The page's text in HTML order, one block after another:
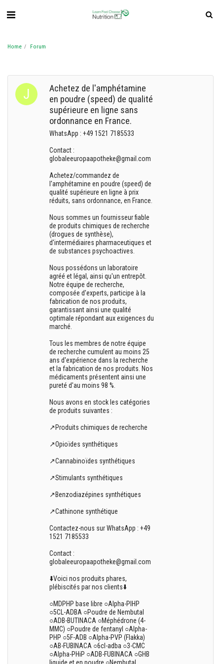
Home Forum
Achetez de l'amphétamine
en poudre (speed) de qualité
supérieure en ligne sans
ordonnance en France.
WhatsApp : +49 1521 7185533
Contact :
globaleeuropaapotheke@gmail.com
Achetez/commandez de
l'amphétamine en poudre (speed) de
qualité supérieure en ligne à prix
réduits, sans ordonnance, en France.
Nous sommes un fournisseur fiable
de produits chimiques de recherche
(drogues de synthèse),
d'intermédiaires pharmaceutiques et
de substances psychoactives.
Nous possédons un laboratoire
agréé et légal, ainsi qu'un entrepôt.
Notre équipe de recherche,
composée d'experts, participe à la
fabrication de nos produits,
garantissant ainsi une qualité
optimale répondant aux exigences du
marché.
Tous les membres de notre équipe
de recherche cumulent au moins 25
ans d'expérience dans la recherche
et la fabrication de nos produits. Nos
médicaments présentent ainsi une
pureté d'au moins 98 %.
Nous avons en stock les catégories
de produits suivantes :
↗️Produits chimiques de recherche
↗️Opioïdes synthétiques
↗️Cannabinoïdes synthétiques
↗️Stimulants synthétiques
↗️Benzodiazépines synthétiques
↗️Cathinone synthétique
Contactez-nous sur WhatsApp : +49
1521 7185533
Contact :
globaleeuropaapotheke@gmail.com
⬇️Voici nos produits phares,
plébiscités par nos clients⬇️
○MDPHP base libre ○Alpha-PIHP
○5CL-ADBA ○Poudre de Nembutal
○ADB-BUTINACA ○Méphédrone (4-
MMC) ○Poudre de fentanyl ○Alpha-
PHP ○5F-ADB ○Alpha-PVP (Flakka)
○AB-FUBINACA ○6cl-adba ○3-CMC
○Alpha-PHiP ○ADB-FUBINACA ○GHB